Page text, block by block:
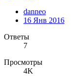
danneo
16 Янв 2016
Ответы
7
Просмотры
4K